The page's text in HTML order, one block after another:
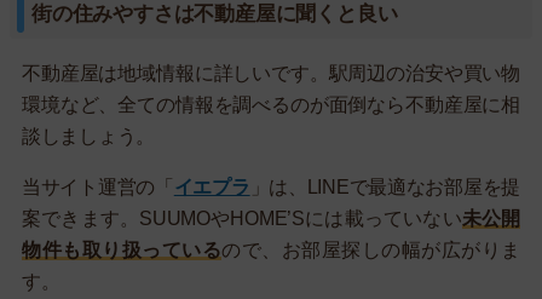
街の住みやすさは不動産屋に聞くと良い
不動産屋は地域情報に詳しいです。駅周辺の治安や買い物
環境など、全ての情報を調べるのが面倒なら不動産屋に相
談しましょう。
当サイト運営の「 イエプラ 」は、LINEで最適なお部屋を提
案できます。SUUMOやHOME’Sには載っていない未公開
物件も取り扱っているので、お部屋探しの幅が広がりま
す。